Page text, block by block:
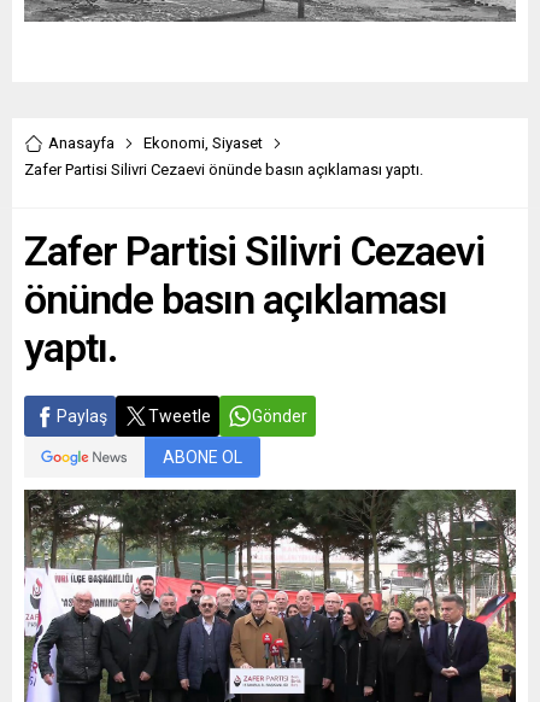
Anasayfa Ekonomi, Siyaset
Zafer Partisi Silivri Cezaevi önünde basın açıklaması yaptı.
Zafer Partisi Silivri Cezaevi
önünde basın açıklaması
yaptı.
Paylaş Tweetle Gönder
ABONE OL